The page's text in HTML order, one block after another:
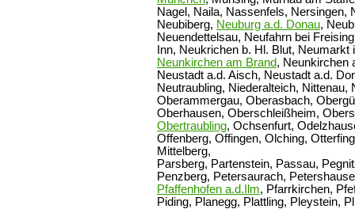
Nagel, Naila, Nassenfels, Nersingen,
Neubiberg, Neuburg a.d. Donau,
Neuendettelsau, Neufahrn bei
Inn, Neukrichen b. Hl. Blut, Neumarkt
Neunkirchen am Brand, Neunkirchen
Neustadt a.d. Aisch, Neustadt a.d.
Neutraubling, Niederalteich, Nittenau,
Oberammergau, Oberasbach,
Oberhausen, Oberschleißheim,
Obertraubling, Ochsenfurt,
Offenberg, Offingen, Olching,
Mittelberg,
Parsberg, Partenstein, Passau,
Penzberg, Petersaurach,
Pfaffenhofen a.d.Ilm, Pfarrkirchen,
Piding, Planegg, Plattling, Pleystein,